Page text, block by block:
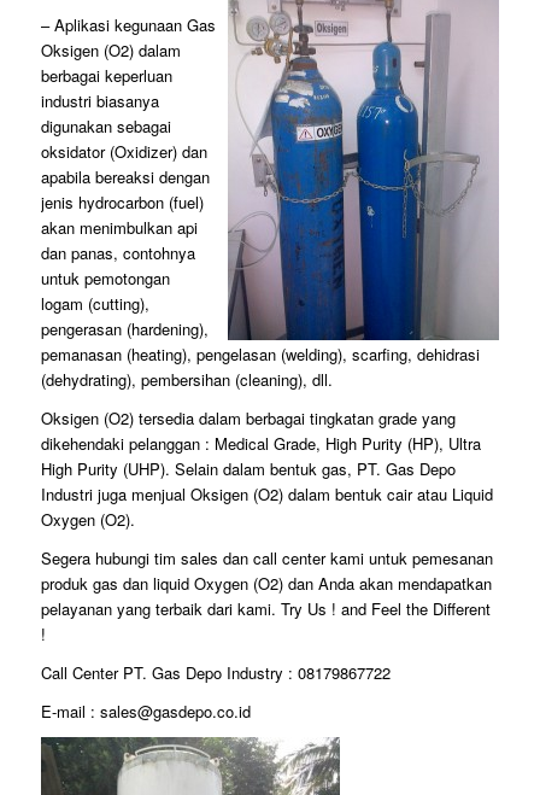
– Aplikasi kegunaan Gas
Oksigen (O2) dalam
berbagai keperluan
industri biasanya
digunakan sebagai
oksidator (Oxidizer) dan
apabila bereaksi dengan
jenis hydrocarbon (fuel)
akan menimbulkan api
dan panas, contohnya
untuk pemotongan
logam (cutting),
pengerasan (hardening),
pemanasan (heating), pengelasan (welding), scarfing, dehidrasi
(dehydrating), pembersihan (cleaning), dll.
Oksigen (O2) tersedia dalam berbagai tingkatan grade yang
dikehendaki pelanggan : Medical Grade, High Purity (HP), Ultra
High Purity (UHP). Selain dalam bentuk gas, PT. Gas Depo
Industri juga menjual Oksigen (O2) dalam bentuk cair atau Liquid
Oxygen (O2).
Segera hubungi tim sales dan call center kami untuk pemesanan
produk gas dan liquid Oxygen (O2) dan Anda akan mendapatkan
pelayanan yang terbaik dari kami. Try Us ! and Feel the Different
!
Call Center PT. Gas Depo Industry : 08179867722
E-mail : sales@gasdepo.co.id